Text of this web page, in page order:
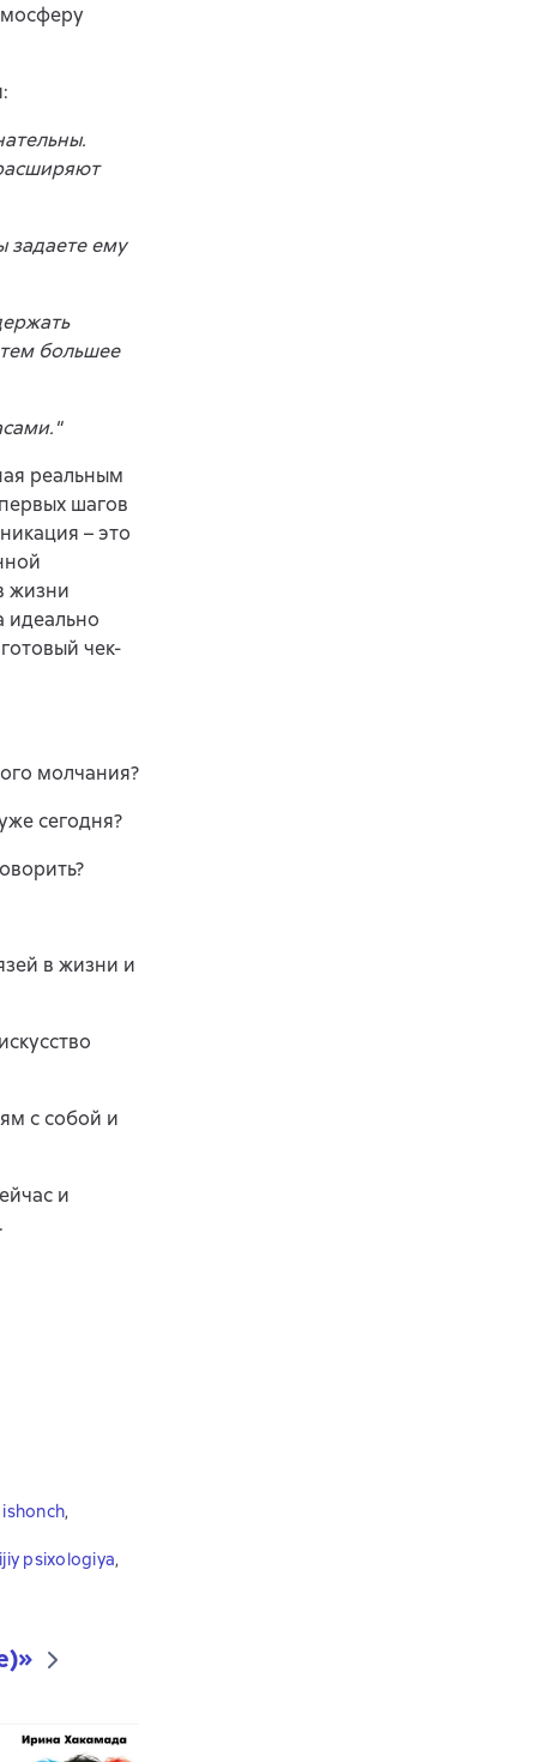
задаете ему
большее
реальным
шагов
– это
жизни
идеально
чек-
молчания?
сегодня?
в жизни и
с собой и
и
ishonch,
psixologiya,
»